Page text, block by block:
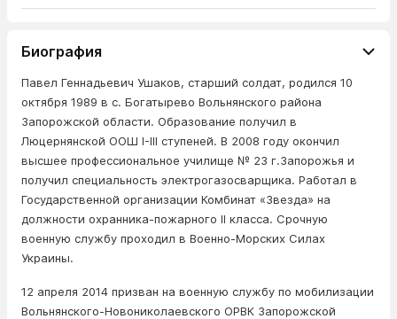
Биография
Павел Геннадьевич Ушаков, старший солдат, родился 10
октября 1989 в с. Богатырево Вольнянского района
Запорожской области. Образование получил в
Люцернянской ООШ I-III ступеней. В 2008 году окончил
высшее профессиональное училище № 23 г.Запорожья и
получил специальность электрогазосварщика. Работал в
Государственной организации Комбинат «Звезда» на
должности охранника-пожарного II класса. Срочную
военную службу проходил в Военно-Морских Силах
Украины.
12 апреля 2014 призван на военную службу по мобилизации
Вольнянского-Новониколаевского ОРВК Запорожской